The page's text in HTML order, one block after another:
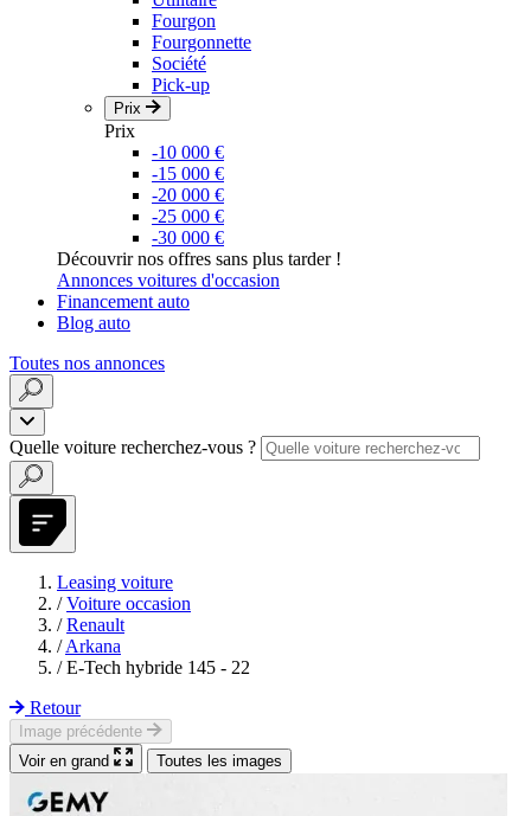
Fourgon
Fourgonnette
Société
Pick-up
Prix
Prix
-10 000 €
-15 000 €
-20 000 €
-25 000 €
-30 000 €
Découvrir nos offres sans plus tarder !
Annonces voitures d'occasion
Financement auto
Blog auto
Toutes nos annonces
Quelle voiture recherchez-vous ?
Leasing voiture
/ Voiture occasion
/ Renault
/ Arkana
/ E-Tech hybride 145 - 22
Retour
Image précédente
Voir en grand
Toutes les images